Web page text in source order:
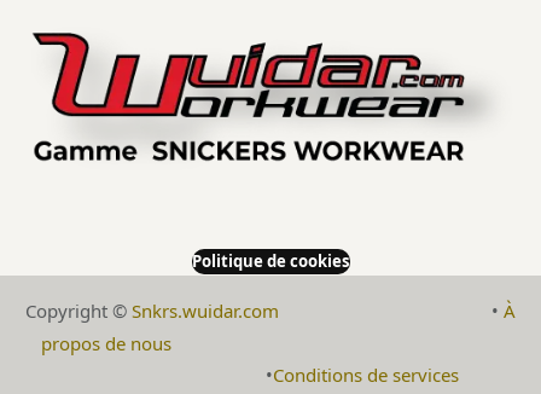
Politique de cookies
Copyright © Snkrs.wuidar.com ​•À
propos de nous
​•Conditions de services